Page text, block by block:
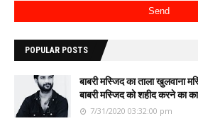
POPULAR POSTS
बाबरी मस्जिद का ताला खुलवाना
बाबरी मस्जिद को शहीद करने का
7/31/2020 03:32:00 pm